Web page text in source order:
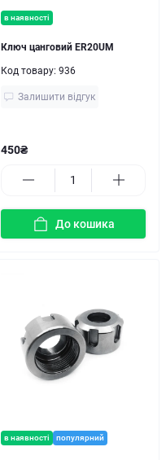
в наявності
Ключ цанговий ER20UM
Код товару: 936
Залишити відгук
450₴
До кошика
в наявності популярний